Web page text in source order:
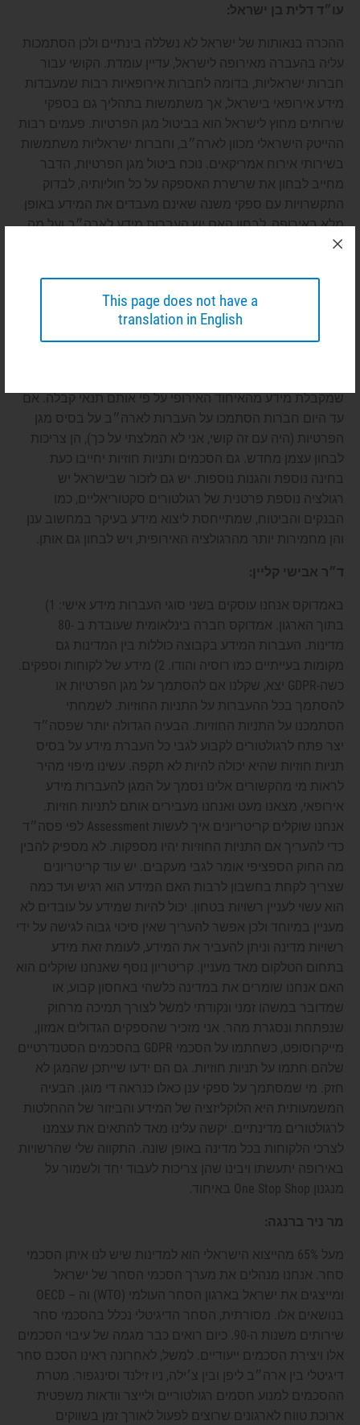
עו״ד דלית בן ישראל:
ההכרה בנאותות של ישראל לא נשללה בינתיים ולכן הסתמכות
עליה בהעברה מאירופה לישראל, עדיין עומדת. הקושי עבור
חברות ישראליות, בדומה לחברות אירופאיות רבות שמעבדות
מידע אירופאי בישראל, אך משתמשות בתהליך גם בספקי
שירותים מחוץ לישראל הוא בביטול מגן הפרטיות. פעמים רבות
ההייטק הישראלי מכוון לארה״ב, וחברות ישראליות משתמשות
בשירותי אירוח אמריקאים. נוכח ביטול מגן הפרטיות, הדבר
מחייב לבחון את שרשרת האספקה על כל חוליותיה, לבדוק
התקשרויות עם ספקי משנה שאינם מעבדים את המידע באופן
מלא באירופֲה, לבחון האם יש העברות מידע לארה״ב ועל מה
הן מבוססות. צריך לעקוב ולראות כעת איך יתנהגו רשויות
בנוסף, קיימת גם סוגיית ייצוא מידע על ישראלים מישראל.
התקנות הישראליות על הוצאת מידע על ישראלים החוצה דומות
לדין האירופי. חברות ישראליות שמעבדות מידע ישראלי
שמקבלת מידע מהאיחוד האירופי על פי אותם תנאי קבלה. אם
עד היום חברות הסתמכו על העברות לארה״ב על בסיס מגן
הפרטיות (היה עם זה קושי, אני לא המלצתי על כך), הן צריכות
לבחון עצמן מחדש. גם הסכמים ותניות חוזיות יחייבו כעת
בחינה נוספת והגנות נוספות. יש גם לזכור שבישראל יש
רגולציה נוספת פרטנית של רגולטורים סקטוריאליים, כמו
הבנקים והביטוח, שמתייחסת ליצוא מידע בעיקר במחשוב ענן
והן מחמירות יותר מהרגולציה האירופית, ויש לבחון גם אותן.
ד״ר אבישי קליין:
באמדוקס אנחנו עוסקים בשני סוגי העברות מידע אישי: 1)
בתוך הארגון. אמדוקס חברה בינלאומית שעובדת ב -80
מדינות. העברות המידע בקבוצה כוללות בין המדינות גם
מקומות בעייתיים כמו רוסיה והודו. 2) מידע של לקוחות וספקים.
כשה-GDPR יצא, שקלנו אם להסתמך על מגן הפרטיות או
להסתמך בכל ההעברות על התניות החוזיות. לשמחתי
הסתמכנו על התניות החוזיות. הבעיה הגדולה יותר שפסה״ד
יצר פתח לרגולטורים לקבוע לגבי כל העברת מידע על בסיס
תניות חוזיות שהיא יכולה להיות לא תקפה. עשינו מיפוי מהיר
לראות מי מהקשורים אלינו נסמך על המגן להעברות מידע
אירופאי, מצאנו מעט ואנחנו מעבירים אותם לתניות חוזיות.
אנחנו שוקלים קריטריונים איך לעשות Assessment לפי פסה״ד
כדי להעריך אם התניות החוזיות יהיו מספקות. לא מספיק להבין
מה החוק הספציפי אומר לגבי מעקבים. יש עוד קריטריונים
שצריך לקחת בחשבון לרבות האם המידע הוא רגיש ועד כמה
הוא עשוי לעניין רשויות בטחון. יכול להיות שמידע על עובדים לא
מעניין במיוחד ולכן אפשר להעריך שאין סיכוי גבוה לגישה על ידי
רשויות מדינה וניתן להעביר את המידע, לעומת זאת מידע
בתחום הטלקום מאד מעניין. קריטריון נוסף שאנחנו שוקלים הוא
האם אנחנו שומרים את במדינה כלשהי באחסון קבוע, או
שמדובר במשהו זמני ונקודתי למשל לצורך תמיכה מרחוק
שנפתחת ונסגרת מהר. אני מזכיר שהספקים הגדולים אמזון,
מייקרוסופט, כשחתמו על הסכמי GDPR בהסכמים הסטנדרטיים
שלהם חתמו על תניות חוזיות. גם הם ידעו שייתכן שהמגן לא
חזק. מי שמסתמך על ספקי ענן כאלו כנראה די מוגן. הבעיה
המשמעותית היא הלוקליזציה של המידע והביזור של ההחלטות
לרגולטורים מדינתיים. יקשה עלינו מאד להתאים את עצמנו
לצרכי הלקוחות בכל מדינה באופן שונה. התקווה שלי שהרשויות
באירופה יתעשתו ויבינו שהן צריכות לעבוד יחד ולשמור על
מנגנון One Stop Shop באיחוד.
מר ניר ברנגה:
מעל 65% מהייצוא הישראלי הוא למדינות שיש לנו איתן הסכמי
סחר. אנחנו מנהלים את מערך הסכמי הסחר של ישראל
ומייצגים את ישראל בארגון הסחר העולמי (WTO) וה – OECD
בנושאים אלו. מסורתית, הסחר הדיגיטלי נכלל בהסכמי סחר
שירותים משנות ה-90. כיום רואים כבר מגמה של עיבוי הסכמים
אלו ויצירת הסכמים ייעודיים. למשל, לאחרונה ראינו הסכם סחר
דיגיטלי בין ארה״ב ליפן ובין צ׳ילה, ניו זילנד וסינגפור. מטרת
ההסכמים למנוע חסמים רגולטוריים ולייצר וודאות משפטית
ארוכת טווח לארגונים שרוצים לפעול לאורך זמן בשווקים
This page does not have a
translation in English